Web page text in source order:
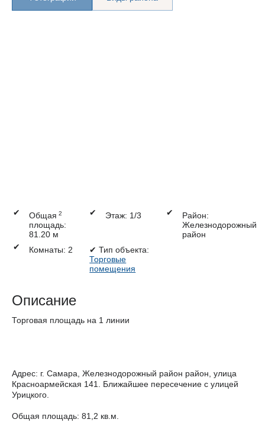
✔
Общая
площадь:
81.20 м
2 ✔ Этаж: 1/3 ✔
Район:
Железнодорожный
район
✔
Комнаты: 2 ✔ Тип объекта:
Торговые
помещения
Описание
Торговая площадь на 1 линии
Адрес: г. Самара, Железнодорожный район район, улица
Красноармейская 141. Ближайшее пересечение с улицей
Урицкого.
Общая площадь: 81,2 кв.м.